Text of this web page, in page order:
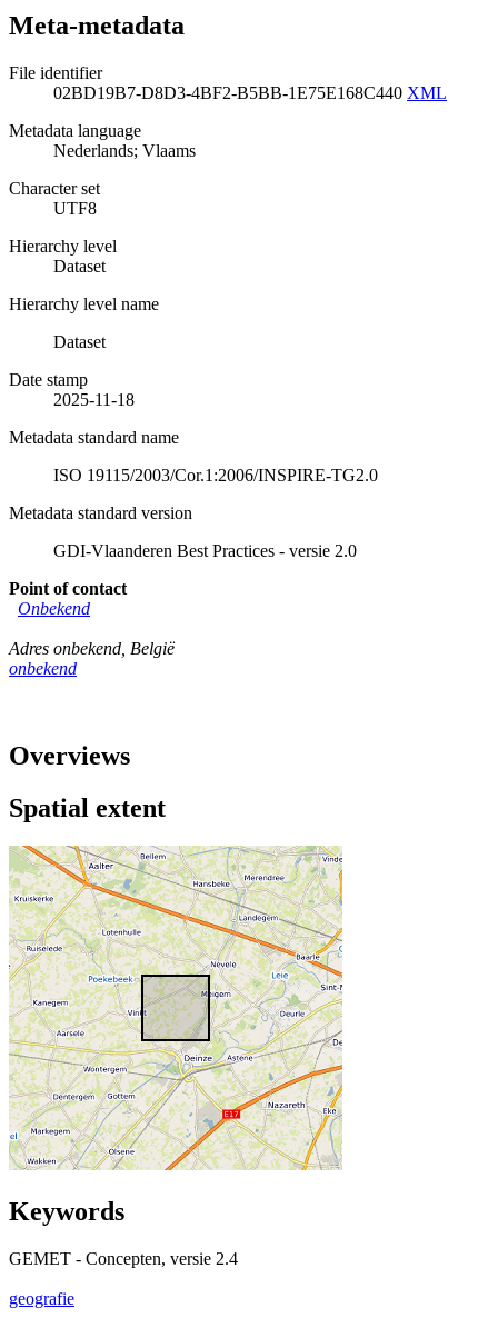
Meta-metadata
File identifier
02BD19B7-D8D3-4BF2-B5BB-1E75E168C440 XML
Metadata language
Nederlands; Vlaams
Character set
UTF8
Hierarchy level
Dataset
Hierarchy level name
Dataset
Date stamp
2025-11-18
Metadata standard name
ISO 19115/2003/Cor.1:2006/INSPIRE-TG2.0
Metadata standard version
GDI-Vlaanderen Best Practices - versie 2.0
Point of contact
Onbekend
Adres onbekend België
onbekend
Overviews
Spatial extent
Keywords
GEMET - Concepten, versie 2.4
geografie